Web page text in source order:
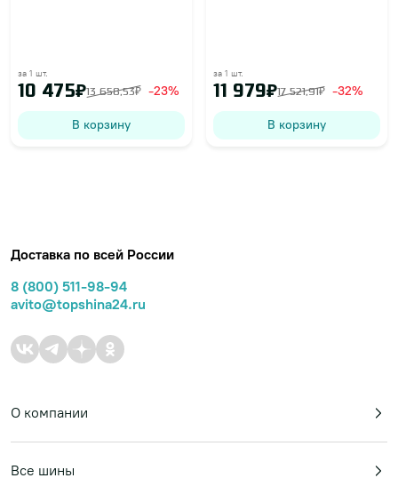
за 1 шт.
10 475₽13 658,53₽ -23%
В корзину
за 1 шт.
11 979₽17 521,91₽ -32%
В корзину
Доставка по всей России
8 (800) 511-98-94
avito@topshina24.ru
О компании
Все шины